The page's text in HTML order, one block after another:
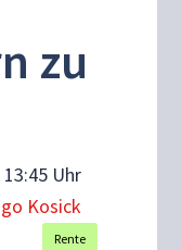
zu
Uhr
Kosick
Rente